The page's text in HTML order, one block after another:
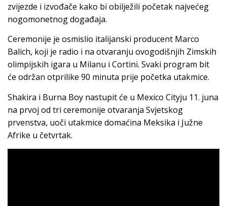
zvijezde i izvođače kako bi obilježili početak najvećeg
nogomonetnog događaja.
Ceremonije je osmislio italijanski producent Marco
Balich, koji je radio i na otvaranju ovogodišnjih Zimskih
olimpijskih igara u Milanu i Cortini. Svaki program bit
će održan otprilike 90 minuta prije početka utakmice.
Shakira i Burna Boy nastupit će u Mexico Cityju 11. juna
na prvoj od tri ceremonije otvaranja Svjetskog
prvenstva, uoči utakmice domaćina Meksika i Južne
Afrike u četvrtak.